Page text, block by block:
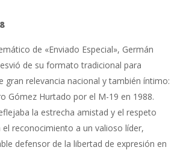
de «Enviado Especial», Germán
de su formato tradicional para
gran relevancia nacional y también íntimo:
Gómez Hurtado por el M-19 en 1988.
la estrecha amistad y el respeto
reconocimiento a un valioso líder,
defensor de la libertad de expresión en